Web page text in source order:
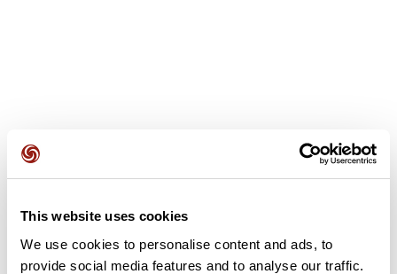
This website uses cookies
We use cookies to personalise content and ads, to
provide social media features and to analyse our traffic.
completado? ¡Deja la primera opinión!